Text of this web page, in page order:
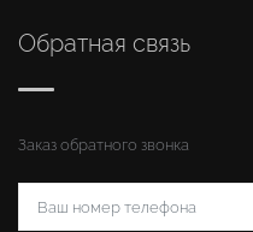
Обратная связь
Заказ обратного звонка